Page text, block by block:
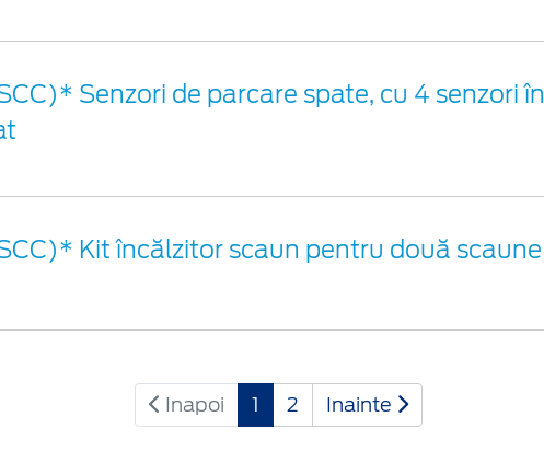
Senzori de parcare spate, cu 4 senzori în
Kit încălzitor scaun pentru două scaune
Inapoi 1 2 Inainte